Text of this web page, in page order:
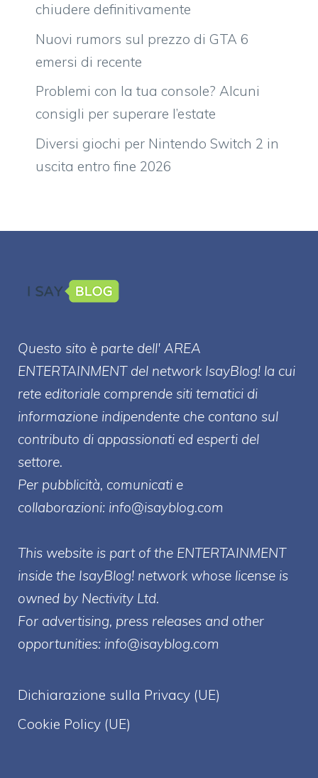
chiudere definitivamente
Nuovi rumors sul prezzo di GTA 6
emersi di recente
Problemi con la tua console? Alcuni
consigli per superare l’estate
Diversi giochi per Nintendo Switch 2 in
uscita entro fine 2026
Questo sito è parte dell' AREA
ENTERTAINMENT del network IsayBlog! la cui
rete editoriale comprende siti tematici di
informazione indipendente che contano sul
contributo di appassionati ed esperti del
settore.
Per pubblicità, comunicati e
collaborazioni: info@isayblog.com
This website is part of the ENTERTAINMENT
inside the IsayBlog! network whose license is
owned by Nectivity Ltd.
For advertising, press releases and other
opportunities: info@isayblog.com
Dichiarazione sulla Privacy (UE)
Cookie Policy (UE)